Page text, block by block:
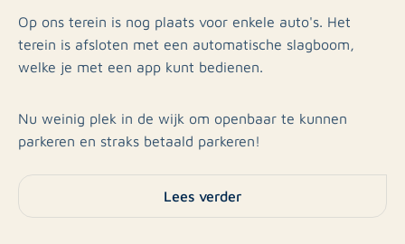
Op ons terein is nog plaats voor enkele auto's. Het
terein is afsloten met een automatische slagboom,
welke je met een app kunt bedienen.
Nu weinig plek in de wijk om openbaar te kunnen
parkeren en straks betaald parkeren!
Lees verder